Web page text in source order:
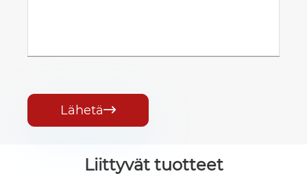
Lähetä
Liittyvät tuotteet